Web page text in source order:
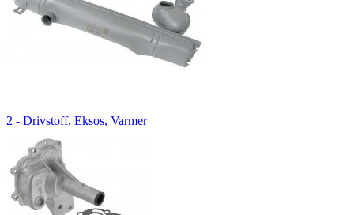
2 - Drivstoff, Eksos, Varmer